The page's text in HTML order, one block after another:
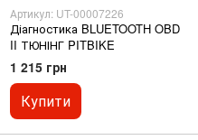
Артикул: UT-00007226
Діагностика BLUETOOTH OBD
II ТЮНІНГ PITBIKE
1 215 грн
Купити